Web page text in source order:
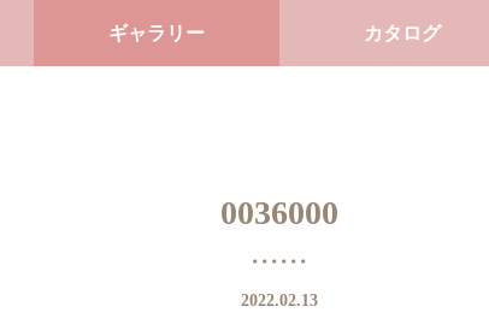
ギャラリー カタログ
0036000
2022.02.13